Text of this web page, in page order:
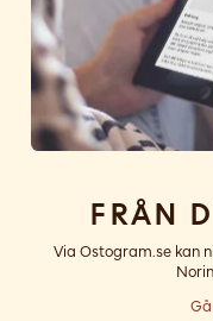
Från
Via Ostogram.se kan